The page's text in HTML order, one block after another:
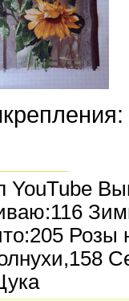
YouTube
Розы